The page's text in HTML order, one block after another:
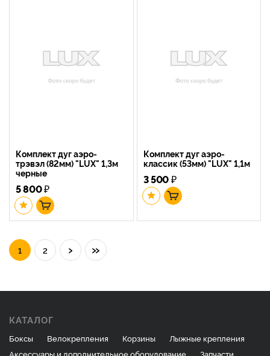
Комплект дуг аэро-
трэвэл (82мм) "LUX" 1,3м
черные
5 800₽
Комплект дуг аэро-
классик (53мм) "LUX" 1,1м
3 500₽
1 2 › »
КАТАЛОГ
Боксы Велокрепления Корзины
Лыжные крепления
Аксессуары и дополнительное оборудование
Запчасти